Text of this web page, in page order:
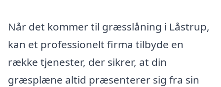
Når det kommer til græsslåning i Låstrup,
kan et professionelt firma tilbyde en
række tjenester, der sikrer, at din
græsplæne altid præsenterer sig fra sin